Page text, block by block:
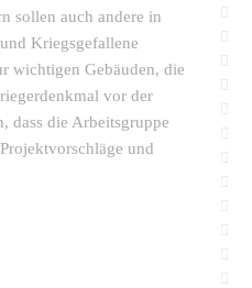
sollen auch andere in
Kriegsgefallene
wichtigen Gebäuden, die
vor der
dass die Arbeitsgruppe
und